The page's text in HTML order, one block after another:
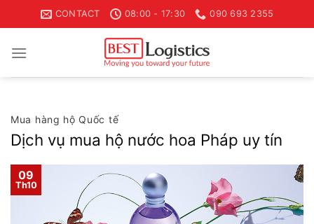
to
CONTACT 08:00 - 17:30 090 693 2355
Mua hàng hộ Quốc tế
Dịch vụ mua hộ nước hoa Pháp uy tín
09
Th10